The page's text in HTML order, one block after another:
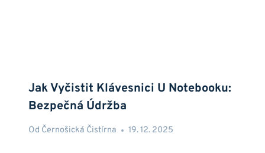
Jak Vyčistit Klávesnici U Notebooku:
Bezpečná Údržba
Od Černošická Čistírna 19. 12. 2025